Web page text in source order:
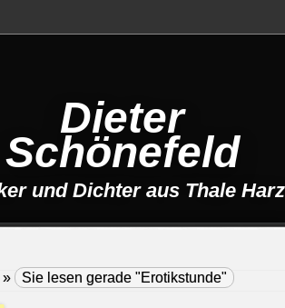
Dieter
Schönefeld
und Dichter aus Thale Harz
» Sie lesen gerade "Erotikstunde"